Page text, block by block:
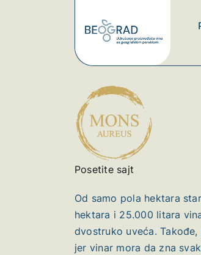
Posetite sajt
Od samo pola hektara
hektara i 25.000 litara
dvostruko uveća.
jer vinar mora da zna